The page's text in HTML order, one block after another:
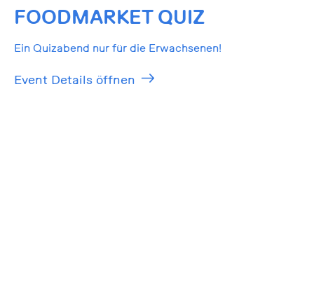
FOODMARKET QUIZ
Ein Quizabend nur für die Erwachsenen!
Event Details öffnen